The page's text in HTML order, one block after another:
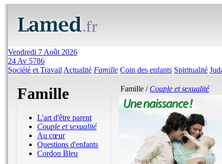
Vendredi 7 Août 2026
24 Av 5786
Société et Travail Actualité Famille Coin des enfants Spiritualité
Famille
L'art d'être parent
Couple et sexualité
Au cœur
Questions d'enfants
Cordon Bleu
Famille / Couple et sexualité